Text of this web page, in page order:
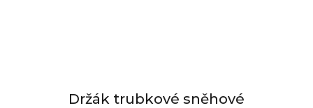
Držák trubkové sněhové